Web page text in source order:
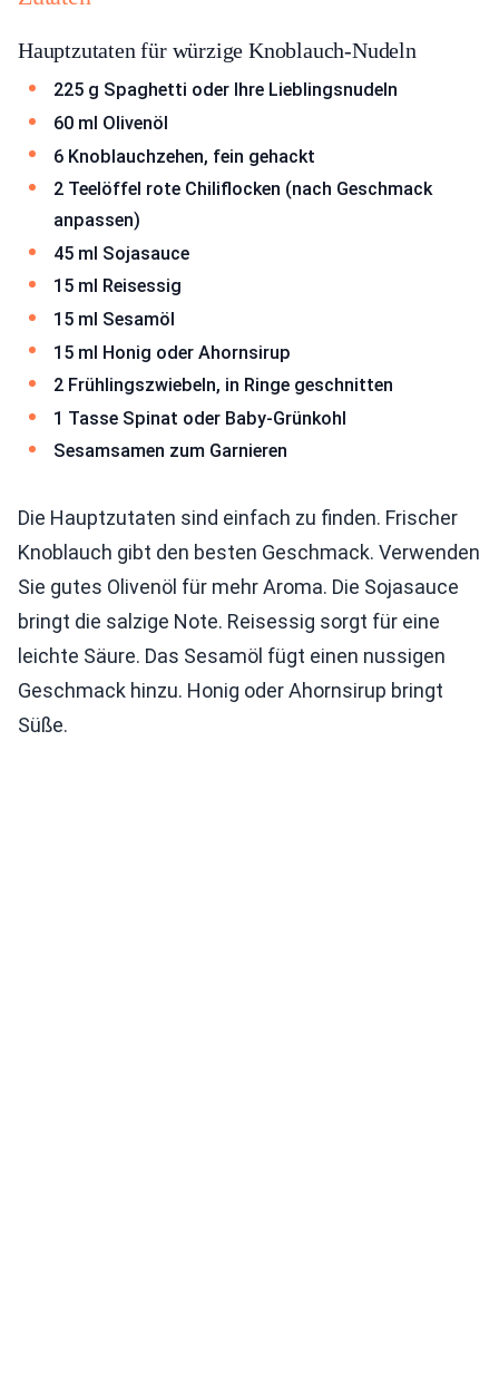
Hauptzutaten für würzige Knoblauch-Nudeln
225 g Spaghetti oder Ihre Lieblingsnudeln
60 ml Olivenöl
6 Knoblauchzehen, fein gehackt
2 Teelöffel rote Chiliflocken (nach Geschmack
anpassen)
45 ml Sojasauce
15 ml Reisessig
15 ml Sesamöl
15 ml Honig oder Ahornsirup
2 Frühlingszwiebeln, in Ringe geschnitten
1 Tasse Spinat oder Baby-Grünkohl
Sesamsamen zum Garnieren
Die Hauptzutaten sind einfach zu finden. Frischer
Knoblauch gibt den besten Geschmack. Verwenden
Sie gutes Olivenöl für mehr Aroma. Die Sojasauce
bringt die salzige Note. Reisessig sorgt für eine
leichte Säure. Das Sesamöl fügt einen nussigen
Geschmack hinzu. Honig oder Ahornsirup bringt
Süße.